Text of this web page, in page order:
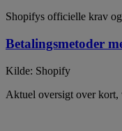
Shopifys officielle krav
Betalingsmetoder
Kilde: Shopify
Aktuel oversigt over kort,